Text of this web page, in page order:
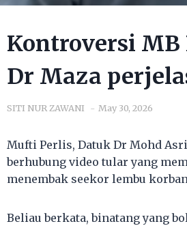
Kontroversi
Dr Maza
SITI NUR ZAWANI May 30, 2026
Mufti Perlis, Datuk Dr Mohd
berhubung video tular yang
menembak seekor lembu
Beliau berkata, binatang yang